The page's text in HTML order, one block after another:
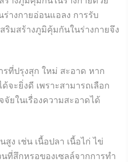
างกายอ่อนแอลง การรับ
ริมสร้างภูมิคุ้มกันในร่างกายจึง
ที่ปรุงสุก ใหม่ สะอาด หาก
จะยิ่งดี เพราะสามารถเลือก
ยในเรื่องความสะอาดได้
ง เช่น เนื้อปลา เนื้อไก่ ไข่
ที่สึกหรอของเซลล์จากการทำ